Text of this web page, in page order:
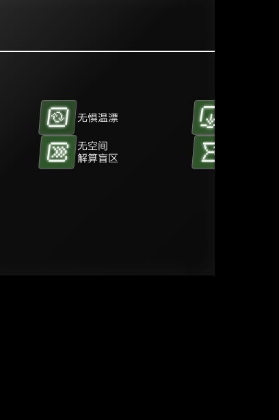
无惧温漂
无空间
解算盲区